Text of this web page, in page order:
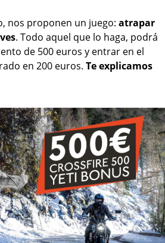
nos proponen un juego: atrapar
. Todo aquel que lo haga, podrá
de 500 euros y entrar en el
en 200 euros. Te explicamos